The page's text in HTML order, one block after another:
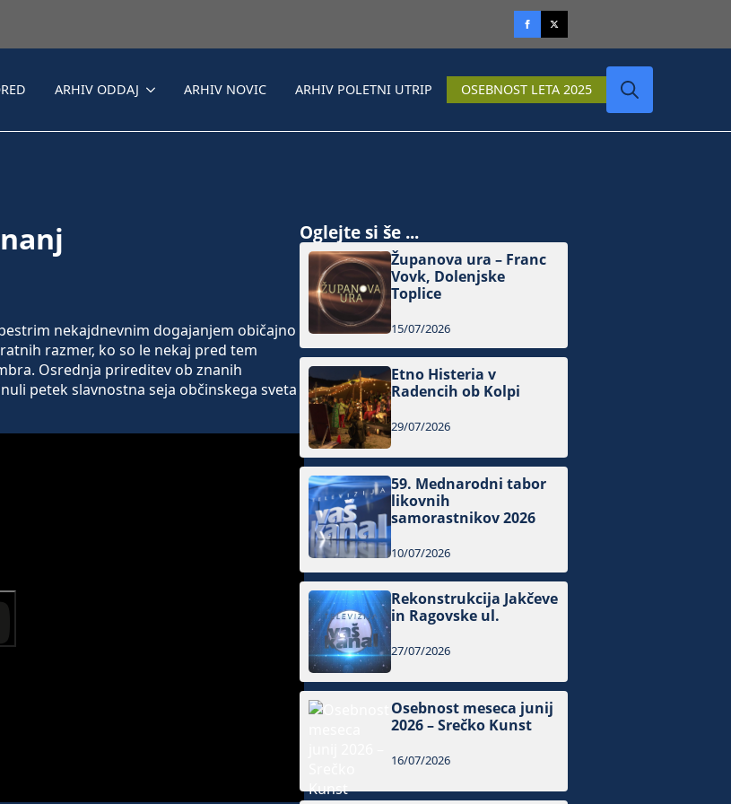
ARHIV ODDAJ ARHIV NOVIC ARHIV POLETNI UTRIP OSEBNOST LETA 2025
nekajdnevnim dogajanjem običajno
razmer, ko so le nekaj pred tem
Osrednja prireditev ob znanih
petek slavnostna seja občinskega sveta
Oglejte si še ...
Županova ura – Franc
Vovk, Dolenjske
Toplice
15/07/2026
Etno Histeria v
Radencih ob Kolpi
29/07/2026
59. Mednarodni tabor
likovnih
samorastnikov 2026
10/07/2026
Rekonstrukcija Jakčeve
in Ragovske ul.
27/07/2026
Osebnost meseca junij
2026 – Srečko Kunst
16/07/2026